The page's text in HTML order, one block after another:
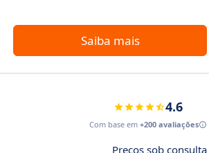
Saiba mais
4.6
Com base em +200 avaliações
Preços sob consulta